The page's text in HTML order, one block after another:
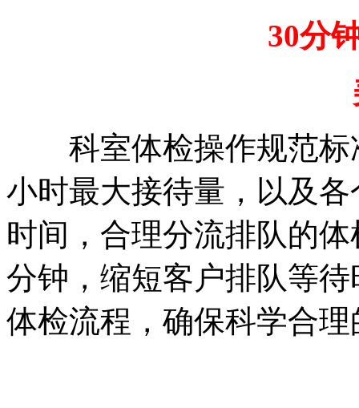
30分钟
美
科室体检操作规范标
小时最大接待量，以及
时间，合理分流排队的
分钟，缩短客户排队等
体检流程，确保科学合